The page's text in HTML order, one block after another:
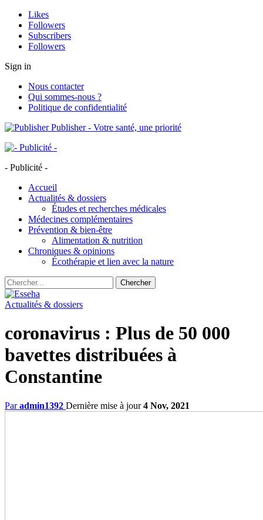
Likes
Followers
Subscribers
Followers
Sign in
Nous contacter
Qui sommes-nous ?
Politique de confidentialité
Publisher - Votre santé, une priorité
- Publicité -
Accueil
Actualités & dossiers
Études et recherches médicales
Médecines complémentaires
Prévention & bien-être
Alimentation & nutrition
Chroniques & opinions
Écothérapie et lien avec la nature
Actualités & dossiers
coronavirus : Plus de 50 000
bavettes distribuées à
Constantine
Paradmin1392 Dernière mise à jour4 Nov, 2021